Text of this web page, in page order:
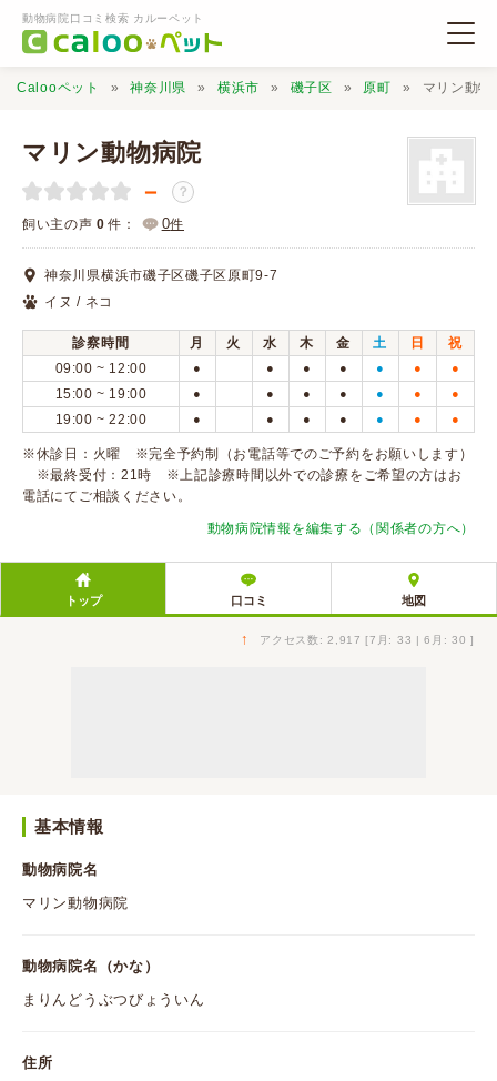
動物病院口コミ検索 カルーペット
動物病院検索
口コミ検索
Calooペットとは？
口コミ投稿
Calooペット 神奈川県 横浜市 磯子区 原町 マリン動物
マリン動物病院
－ ？
飼い主の声 0 件： 0件
神奈川県横浜市磯子区磯子区原町9-7
イヌ / ネコ
診察時間 月 火 水 木 金 土 日
祝
09:00 ~ 12:00
● ● ● ● ● ● ●
15:00 ~ 19:00 ● ● ● ● ● ● ●
19:00 ~ 22:00 ● ● ● ● ● ● ●
※休診日：火曜 ※完全予約制（お電話等でのご予約をお願いします）
※最終受付：21時 ※上記診療時間以外での診療をご希望の方はお
電話にてご相談ください。
動物病院情報を編集する（関係者の方へ）
トップ 口コミ 地図
↑ アクセス数: 2,917 [7月: 33 | 6月: 30 ]
基本情報
動物病院名
マリン動物病院
動物病院名（かな）
まりんどうぶつびょういん
住所